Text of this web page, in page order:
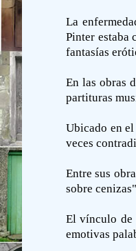
La
Pinter estaba
fantasías
En las obras
partituras
Ubicado en
veces
Entre sus
sobre
El vínculo de
emotivas